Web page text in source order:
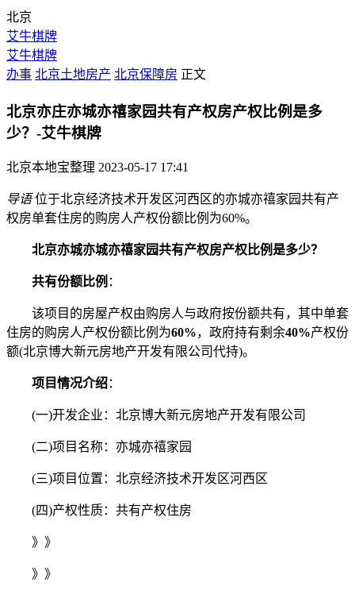
北京
艾牛棋牌
艾牛棋牌
办事 北京土地房产 北京保障房 正文
北京亦庄亦城亦禧家园共有产权房产权比例是多
少？-艾牛棋牌
北京本地宝整理 2023-05-17 17:41
导语位于北京经济技术开发区河西区的亦城亦禧家园共有产
权房单套住房的购房人产权份额比例为60%。
北京亦城亦城亦禧家园共有产权房产权比例是多少？
共有份额比例 ：
该项目的房屋产权由购房人与政府按份额共有，其中单套
住房的购房人产权份额比例为60%，政府持有剩余40%产权份
额(北京博大新元房地产开发有限公司代持)。
项目情况介绍：
(一)开发企业：北京博大新元房地产开发有限公司
(二)项目名称：亦城亦禧家园
(三)项目位置：北京经济技术开发区河西区
(四)产权性质：共有产权住房
》》
》》